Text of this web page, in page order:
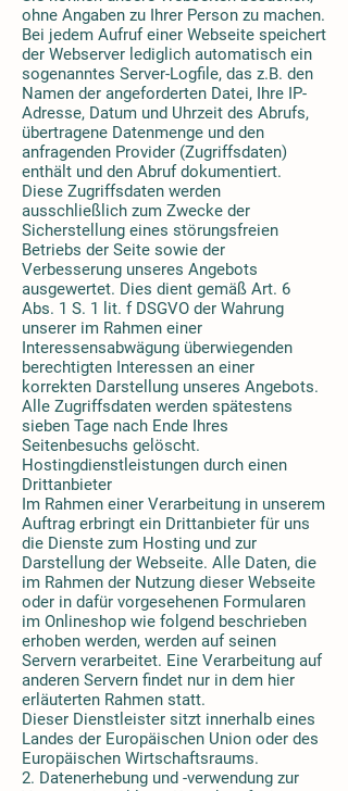
ohne Angaben zu Ihrer Person zu machen.
Bei jedem Aufruf einer Webseite speichert
der Webserver lediglich automatisch ein
sogenanntes Server-Logfile, das z.B. den
Namen der angeforderten Datei, Ihre IP-
Adresse, Datum und Uhrzeit des Abrufs,
übertragene Datenmenge und den
anfragenden Provider (Zugriffsdaten)
enthält und den Abruf dokumentiert.
Diese Zugriffsdaten werden
ausschließlich zum Zwecke der
Sicherstellung eines störungsfreien
Betriebs der Seite sowie der
Verbesserung unseres Angebots
ausgewertet. Dies dient gemäß Art. 6
Abs. 1 S. 1 lit. f DSGVO der Wahrung
unserer im Rahmen einer
Interessensabwägung überwiegenden
berechtigten Interessen an einer
korrekten Darstellung unseres Angebots.
Alle Zugriffsdaten werden spätestens
sieben Tage nach Ende Ihres
Seitenbesuchs gelöscht.
Hostingdienstleistungen durch einen
Drittanbieter
Im Rahmen einer Verarbeitung in unserem
Auftrag erbringt ein Drittanbieter für uns
die Dienste zum Hosting und zur
Darstellung der Webseite. Alle Daten, die
im Rahmen der Nutzung dieser Webseite
oder in dafür vorgesehenen Formularen
im Onlineshop wie folgend beschrieben
erhoben werden, werden auf seinen
Servern verarbeitet. Eine Verarbeitung auf
anderen Servern findet nur in dem hier
erläuterten Rahmen statt.
Dieser Dienstleister sitzt innerhalb eines
Landes der Europäischen Union oder des
Europäischen Wirtschaftsraums.
2. Datenerhebung und -verwendung zur